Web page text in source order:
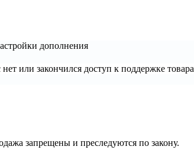
дополнения
или закончился доступ к поддержке товара
запрещены и преследуются по закону.